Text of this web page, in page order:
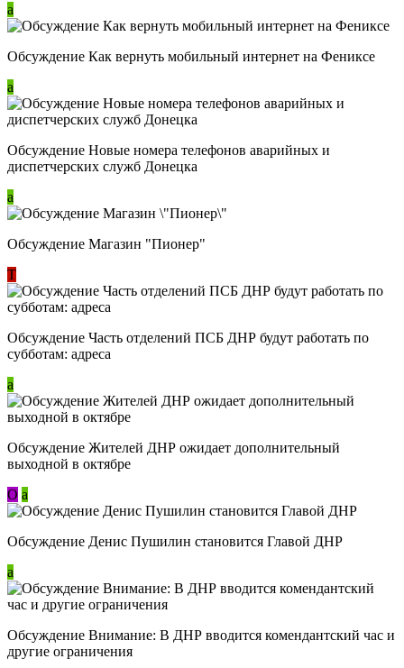
a
Обсуждение Как вернуть мобильный интернет на Фениксе
a
Обсуждение Новые номера телефонов аварийных и
диспетчерских служб Донецка
a
Обсуждение Магазин "Пионер"
Т
Обсуждение Часть отделений ПСБ ДНР будут работать по
субботам: адреса
a
Обсуждение Жителей ДНР ожидает дополнительный
выходной в октябре
О a
Обсуждение Денис Пушилин становится Главой ДНР
a
Обсуждение Внимание: В ДНР вводится комендантский час и
другие ограничения